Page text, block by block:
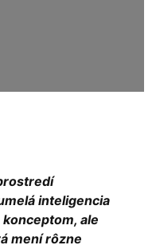
inteligencia
ale
mení rôzne